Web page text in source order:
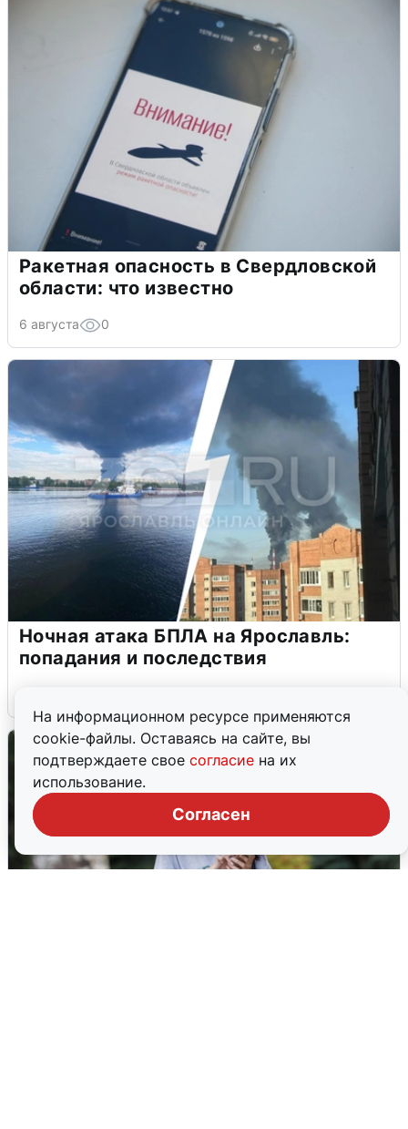
На информационном ресурсе применяются
cookie-файлы. Оставаясь на сайте, вы
подтверждаете свое согласие на их
использование.
Согласен
Ракетная опасность в Свердловской
области: что известно
6 августа 0
Ночная атака БПЛА на Ярославль:
попадания и последствия